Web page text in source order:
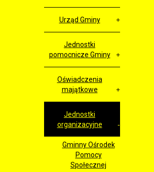
Urząd Gminy
Jednostki
pomocnicze Gminy
Oświadczenia
majątkowe
Jednostki
organizacyjne
Gminny Ośrodek
Pomocy
Społecznej